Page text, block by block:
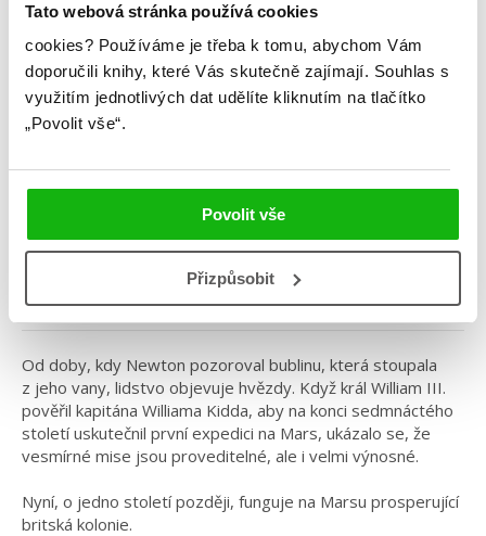
Tato webová stránka používá cookies
cookies? Používáme je třeba k tomu, abychom Vám
doporučili knihy, které Vás skutečně zajímají. Souhlas s
využitím jednotlivých dat udělíte kliknutím na tlačítko
„Povolit vše“.
Povolit vše
Přizpůsobit
Kategorie: young adult
Žánr: Sci-fi
David D. Levine
#arabellazmarsu #daviddlevine
Od doby, kdy Newton pozoroval bublinu, která stoupala
z jeho vany, lidstvo objevuje hvězdy. Když král William III.
pověřil kapitána Williama Kidda, aby na konci sedmnáctého
století uskutečnil první expedici na Mars, ukázalo se, že
vesmírné mise jsou proveditelné, ale i velmi výnosné.
Nyní, o jedno století později, funguje na Marsu prosperující
britská kolonie.